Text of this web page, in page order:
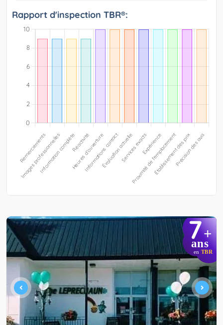
Rapport d'inspection TBR®:
7+
ans
en TBR